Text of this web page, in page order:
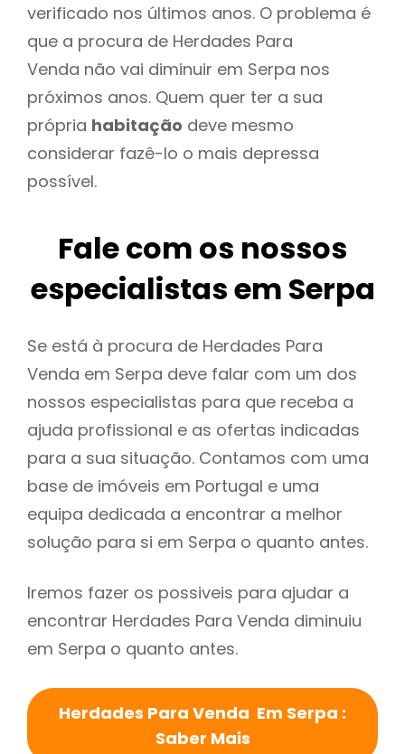
verificado nos últimos anos. O problema é
que a procura de Herdades Para
Venda não vai diminuir em Serpa nos
próximos anos. Quem quer ter a sua
própria habitação deve mesmo
considerar fazê-lo o mais depressa
possível.
Fale com os nossos
especialistas em Serpa
Se está à procura de Herdades Para
Venda em Serpa deve falar com um dos
nossos especialistas para que receba a
ajuda profissional e as ofertas indicadas
para a sua situação. Contamos com uma
base de imóveis em Portugal e uma
equipa dedicada a encontrar a melhor
solução para si em Serpa o quanto antes.
Iremos fazer os possiveis para ajudar a
encontrar Herdades Para Venda diminuiu
em Serpa o quanto antes.
Herdades Para Venda Em Serpa :
Saber Mais